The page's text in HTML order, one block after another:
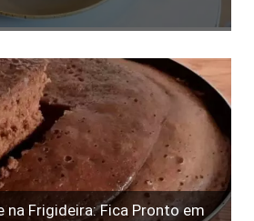
na Frigideira: Fica Pronto em